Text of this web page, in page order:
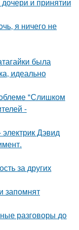
я ничего не
была
идеально
"Слишком
-
Дэвид
за других
запомнят
разговоры до